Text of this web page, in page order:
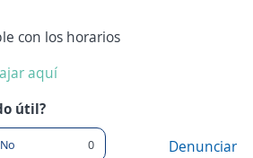
con los horarios
aquí
útil?
No 0 Denunciar